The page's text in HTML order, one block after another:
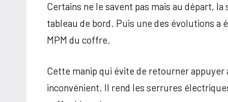
Certains ne le savent pas mais au départ,
tableau de bord. Puis une des évolutions
MPM du coffre.
Cette manip qui évite de retourner
inconvénient. Il rend les serrures